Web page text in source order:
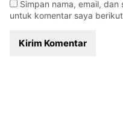
Simpan nama, email,
untuk komentar saya